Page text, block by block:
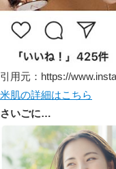
引用元：https://
米肌の詳細はこちら
さいごに…